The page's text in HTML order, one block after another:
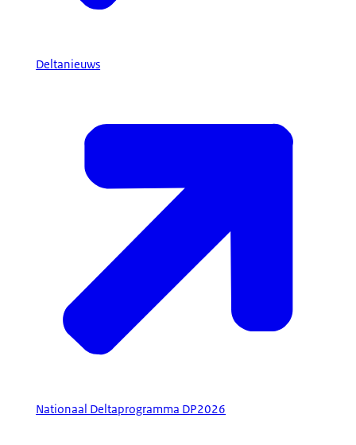
Deltanieuws
Nationaal Deltaprogramma DP2026